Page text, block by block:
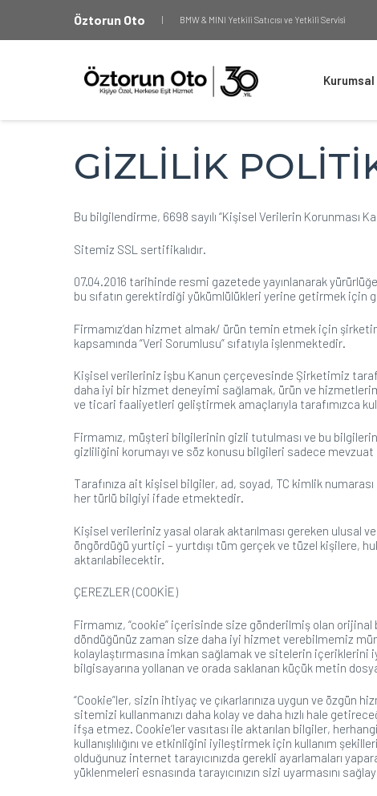
Öztorun Oto | BMW & MINI Yetkili Satıcısı ve Yetkili Servisi
Kurumsal
GİZLİLİK
Bu bilgilendirme, 6698 sayılı “Kişisel Verilerin Korunması
Sitemiz SSL sertifikalıdır.
07.04.2016 tarihinde resmi gazetede yayınlanarak
bu sıfatın gerektirdiği yükümlülükleri yerine getirmek için
Firmamız’dan hizmet almak/ ürün temin etmek için
kapsamında “Veri Sorumlusu” sıfatıyla işlenmektedir.
Kişisel verileriniz işbu Kanun çerçevesinde Şirketimiz
daha iyi bir hizmet deneyimi sağlamak, ürün ve
ve ticari faaliyetleri geliştirmek amaçlarıyla tarafımızca
Firmamız, müşteri bilgilerinin gizli tutulması ve bu
gizliliğini korumayı ve söz konusu bilgileri sadece
Tarafınıza ait kişisel bilgiler, ad, soyad, TC kimlik
her türlü bilgiyi ifade etmektedir.
Kişisel verileriniz yasal olarak aktarılması gereken ulusal
öngördüğü yurtiçi – yurtdışı tüm gerçek ve tüzel kişilere,
aktarılabilecektir.
ÇEREZLER (COOKİE)
Firmamız, “cookie” içerisinde size gönderilmiş olan
döndüğünüz zaman size daha iyi hizmet verebilmemiz
kolaylaştırmasına imkan sağlamak ve sitelerin içeriklerini
bilgisayarına yollanan ve orada saklanan küçük metin
“Cookie”ler, sizin ihtiyaç ve çıkarlarınıza uygun ve özgün
sitemizi kullanmanızı daha kolay ve daha hızlı hale
ifşa etmez. Cookie’ler vasıtası ile aktarılan bilgiler,
kullanışlılığını ve etkinliğini iyileştirmek için kullanım
olduğunuz internet tarayıcınızda gerekli ayarlamaları
yüklenmeleri esnasında tarayıcınızın sizi uyarmasını